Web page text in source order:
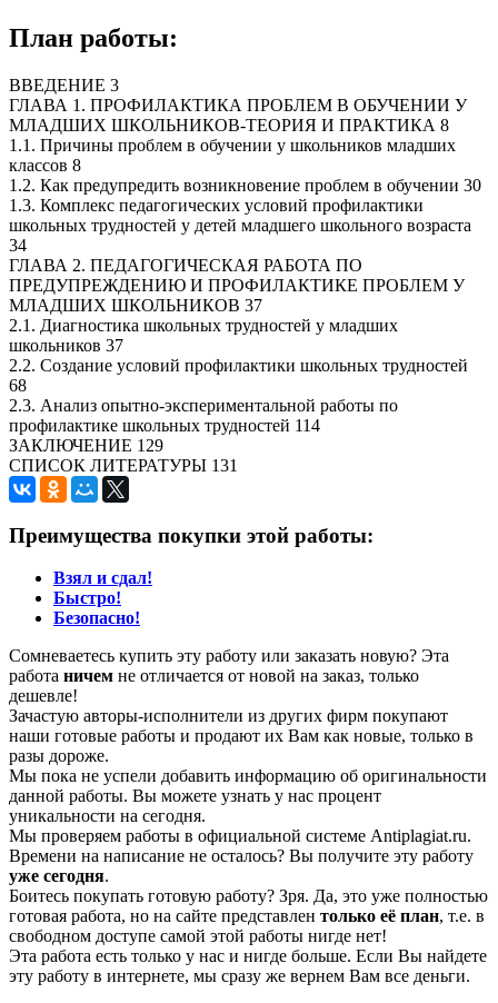
План работы:
ВВЕДЕНИЕ 3
ГЛАВА 1. ПРОФИЛАКТИКА ПРОБЛЕМ В ОБУЧЕНИИ У
МЛАДШИХ ШКОЛЬНИКОВ-ТЕОРИЯ И ПРАКТИКА 8
1.1. Причины проблем в обучении у школьников младших
классов 8
1.2. Как предупредить возникновение проблем в обучении 30
1.3. Комплекс педагогических условий профилактики
школьных трудностей у детей младшего школьного возраста
34
ГЛАВА 2. ПЕДАГОГИЧЕСКАЯ РАБОТА ПО
ПРЕДУПРЕЖДЕНИЮ И ПРОФИЛАКТИКЕ ПРОБЛЕМ У
МЛАДШИХ ШКОЛЬНИКОВ 37
2.1. Диагностика школьных трудностей у младших
школьников 37
2.2. Создание условий профилактики школьных трудностей
68
2.3. Анализ опытно-экспериментальной работы по
профилактике школьных трудностей 114
ЗАКЛЮЧЕНИЕ 129
СПИСОК ЛИТЕРАТУРЫ 131
Преимущества покупки этой работы:
Взял и сдал!
Быстро!
Безопасно!
Сомневаетесь купить эту работу или заказать новую? Эта
работа ничем не отличается от новой на заказ, только
дешевле!
Зачастую авторы-исполнители из других фирм покупают
наши готовые работы и продают их Вам как новые, только в
разы дороже.
Мы пока не успели добавить информацию об оригинальности
данной работы. Вы можете узнать у нас процент
уникальности на сегодня.
Мы проверяем работы в официальной системе Аntiplagiat.ru.
Времени на написание не осталось? Вы получите эту работу
уже сегодня.
Боитесь покупать готовую работу? Зря. Да, это уже полностью
готовая работа, но на сайте представлен только её план, т.е. в
свободном доступе самой этой работы нигде нет!
Эта работа есть только у нас и нигде больше. Если Вы найдете
эту работу в интернете, мы сразу же вернем Вам все деньги.